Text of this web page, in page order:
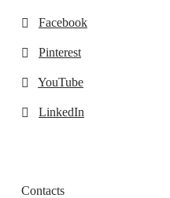
Facebook
Pinterest
YouTube
LinkedIn
Contacts